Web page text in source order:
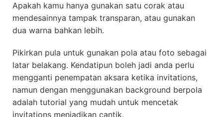
Apakah kamu hanya gunakan satu corak atau
mendesainnya tampak transparan, atau gunakan
dua warna bahkan lebih.
Pikirkan pula untuk gunakan pola atau foto sebagai
latar belakang. Kendatipun boleh jadi anda perlu
mengganti penempatan aksara ketika invitations,
namun dengan menggunakan background berpola
adalah tutorial yang mudah untuk mencetak
invitations menjadikan cantik.